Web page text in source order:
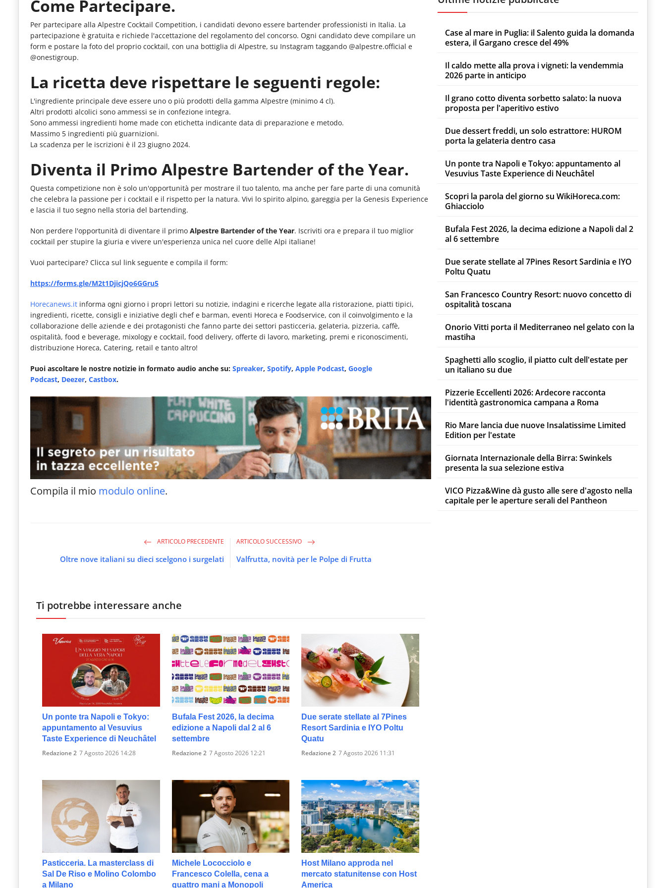
Come Partecipare.
Per partecipare alla Alpestre Cocktail Competition, i candidati devono essere bartender professionisti in Italia. La
partecipazione è gratuita e richiede l'accettazione del regolamento del concorso. Ogni candidato deve compilare un
form e postare la foto del proprio cocktail, con una bottiglia di Alpestre, su Instagram taggando @alpestre.official e
@onestigroup.
La ricetta deve rispettare le seguenti regole:
L'ingrediente principale deve essere uno o più prodotti della gamma Alpestre (minimo 4 cl).
Altri prodotti alcolici sono ammessi se in confezione integra.
Sono ammessi ingredienti home made con etichetta indicante data di preparazione e metodo.
Massimo 5 ingredienti più guarnizioni.
La scadenza per le iscrizioni è il 23 giugno 2024.
Diventa il Primo Alpestre Bartender of the Year.
Questa competizione non è solo un'opportunità per mostrare il tuo talento, ma anche per fare parte di una comunità
che celebra la passione per i cocktail e il rispetto per la natura. Vivi lo spirito alpino, gareggia per la Genesis Experience
e lascia il tuo segno nella storia del bartending.
Non perdere l'opportunità di diventare il primo Alpestre Bartender of the Year. Iscriviti ora e prepara il tuo miglior
cocktail per stupire la giuria e vivere un'esperienza unica nel cuore delle Alpi italiane!
Vuoi partecipare? Clicca sul link seguente e compila il form:
https://forms.gle/M2t1DjicjQo6GGru5
Horecanews.it informa ogni giorno i propri lettori su notizie, indagini e ricerche legate alla ristorazione, piatti tipici,
ingredienti, ricette, consigli e iniziative degli chef e barman, eventi Horeca e Foodservice, con il coinvolgimento e la
collaborazione delle aziende e dei protagonisti che fanno parte dei settori pasticceria, gelateria, pizzeria, caffè,
ospitalità, food e beverage, mixology e cocktail, food delivery, offerte di lavoro, marketing, premi e riconoscimenti,
distribuzione Horeca, Catering, retail e tanto altro!
Puoi ascoltare le nostre notizie in formato audio anche su: Spreaker, Spotify, Apple Podcast, Google
Podcast, Deezer, Castbox.
Compila il mio modulo online.
ARTICOLO PRECEDENTE
Oltre nove italiani su dieci scelgono i surgelati
ARTICOLO SUCCESSIVO
Valfrutta, novità per le Polpe di Frutta
Ti potrebbe interessare anche
Un ponte tra Napoli e Tokyo:
appuntamento al Vesuvius
Taste Experience di Neuchâtel
Redazione 2 7 Agosto 2026 14:28
Bufala Fest 2026, la decima
edizione a Napoli dal 2 al 6
settembre
Redazione 2 7 Agosto 2026 12:21
Due serate stellate al 7Pines
Resort Sardinia e IYO Poltu
Quatu
Redazione 2 7 Agosto 2026 11:31
Pasticceria. La masterclass di
Sal De Riso e Molino Colombo
a Milano
Michele Lococciolo e
Francesco Colella, cena a
quattro mani a Monopoli
Host Milano approda nel
mercato statunitense con Host
America
Case al mare in Puglia: il Salento guida la domanda
estera, il Gargano cresce del 49%
Il caldo mette alla prova i vigneti: la vendemmia
2026 parte in anticipo
Il grano cotto diventa sorbetto salato: la nuova
proposta per l'aperitivo estivo
Due dessert freddi, un solo estrattore: HUROM
porta la gelateria dentro casa
Un ponte tra Napoli e Tokyo: appuntamento al
Vesuvius Taste Experience di Neuchâtel
Scopri la parola del giorno su WikiHoreca.com:
Ghiacciolo
Bufala Fest 2026, la decima edizione a Napoli dal 2
al 6 settembre
Due serate stellate al 7Pines Resort Sardinia e IYO
Poltu Quatu
San Francesco Country Resort: nuovo concetto di
ospitalità toscana
Onorio Vitti porta il Mediterraneo nel gelato con la
mastiha
Spaghetti allo scoglio, il piatto cult dell'estate per
un italiano su due
Pizzerie Eccellenti 2026: Ardecore racconta
l'identità gastronomica campana a Roma
Rio Mare lancia due nuove Insalatissime Limited
Edition per l'estate
Giornata Internazionale della Birra: Swinkels
presenta la sua selezione estiva
VICO Pizza&Wine dà gusto alle sere d'agosto nella
capitale per le aperture serali del Pantheon